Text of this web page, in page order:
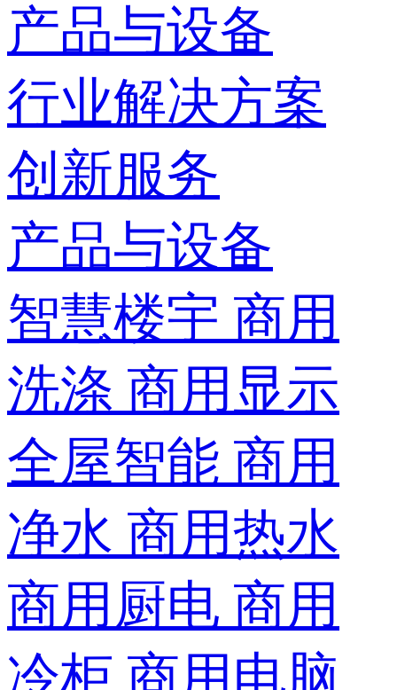
产品与设备
行业解决方案
创新服务
产品与设备
智慧楼宇 商用
洗涤 商用显示
全屋智能 商用
净水 商用热水
商用厨电 商用
冷柜 商用电脑